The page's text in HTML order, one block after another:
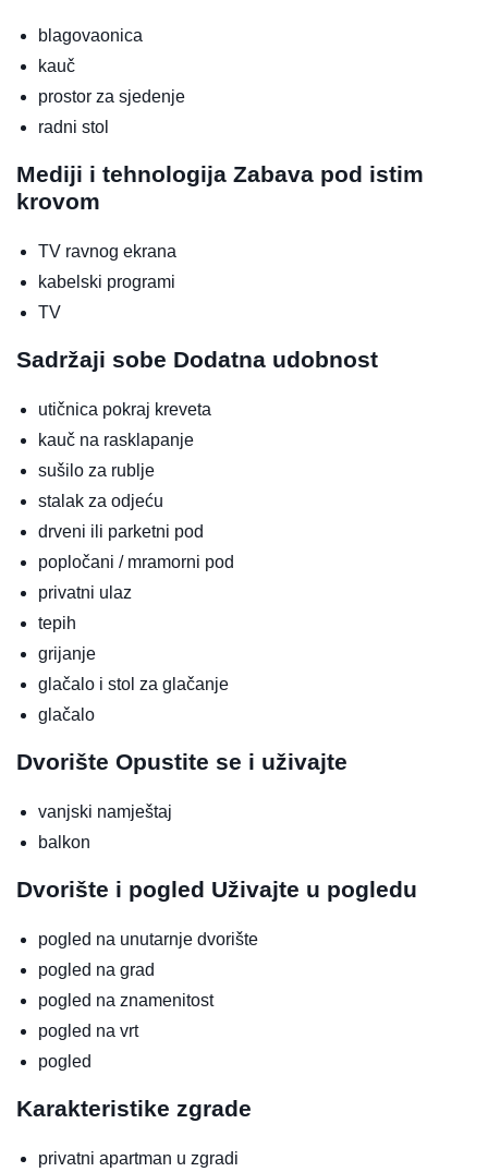
blagovaonica
kauč
prostor za sjedenje
radni stol
Mediji i tehnologija Zabava pod istim
krovom
TV ravnog ekrana
kabelski programi
TV
Sadržaji sobe Dodatna udobnost
utičnica pokraj kreveta
kauč na rasklapanje
sušilo za rublje
stalak za odjeću
drveni ili parketni pod
popločani / mramorni pod
privatni ulaz
tepih
grijanje
glačalo i stol za glačanje
glačalo
Dvorište Opustite se i uživajte
vanjski namještaj
balkon
Dvorište i pogled Uživajte u pogledu
pogled na unutarnje dvorište
pogled na grad
pogled na znamenitost
pogled na vrt
pogled
Karakteristike zgrade
privatni apartman u zgradi